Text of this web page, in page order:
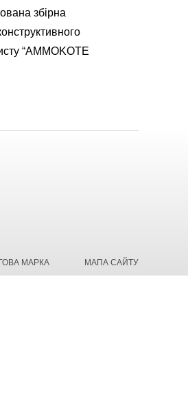
збірна
“AMMOKOTE
МАРКА МАПА САЙТУ